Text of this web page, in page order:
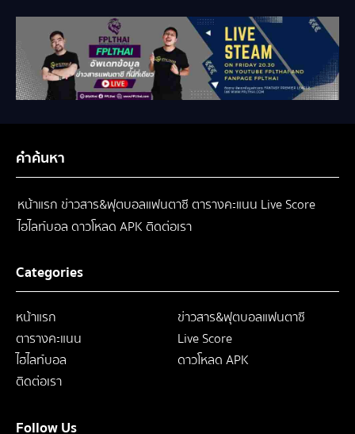
คำค้นหา
หน้าแรก ข่าวสาร&ฟุตบอลแฟนตาซีตารางคะแนน Live Score
ไฮไลท์บอลดาวโหลด APKติดต่อเรา
Categories
หน้าแรก
ข่าวสาร&ฟุตบอลแฟนตาซี
ตารางคะแนน
Live Score
ไฮไลท์บอล
ดาวโหลด APK
ติดต่อเรา
Follow Us